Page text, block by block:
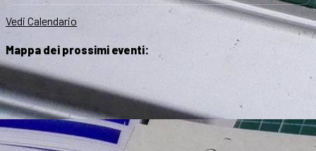
Vedi Calendario
Mappa dei prossimi eventi: